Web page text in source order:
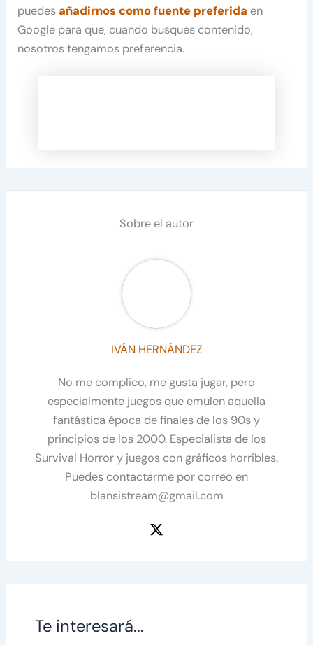
puedesañadirnos como fuente preferida en
Google para que, cuando busques contenido,
nosotros tengamos preferencia.
Sobre el autor
IVÁN HERNÁNDEZ
No me complico, me gusta jugar, pero
especialmente juegos que emulen aquella
fantástica época de finales de los 90s y
principios de los 2000. Especialista de los
Survival Horror y juegos con gráficos horribles.
Puedes contactarme por correo en
blansistream@gmail.com
Te interesará...